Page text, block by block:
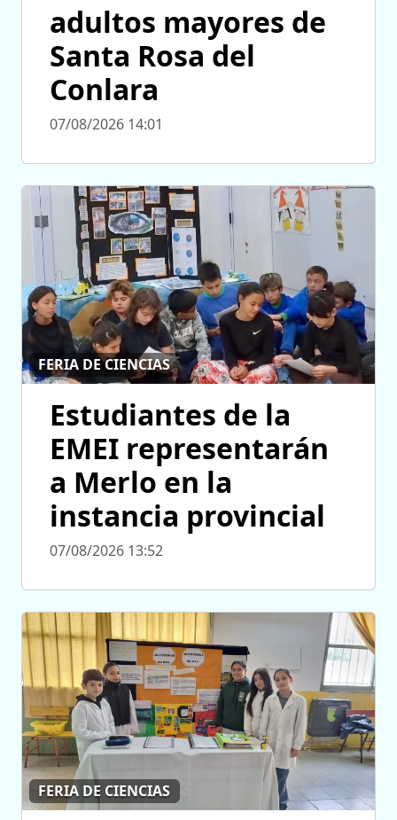
adultos mayores de
Santa Rosa del
Conlara
07/08/2026 14:01
FERIA DE CIENCIAS
Estudiantes de la
EMEI representarán
a Merlo en la
instancia provincial
07/08/2026 13:52
FERIA DE CIENCIAS